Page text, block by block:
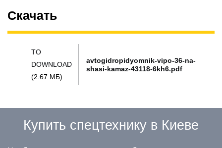
Скачать
TO
DOWNLOAD
(2.67 МБ)
avtogidropidyomnik-vipo-36-na-
shasi-kamaz-43118-6kh6.pdf
Купить спецтехнику в Киеве